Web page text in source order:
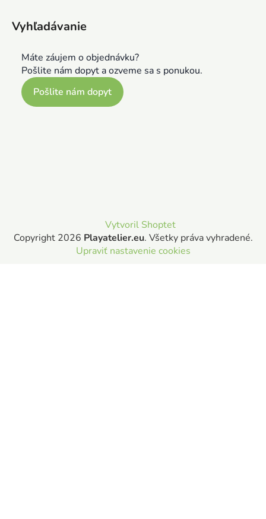
Vyhľadávanie
Máte záujem o objednávku?
Pošlite nám dopyt a ozveme sa s ponukou.
Pošlite nám dopyt
Vytvoril Shoptet
Copyright 2026 Playatelier.eu. Všetky práva vyhradené.
Upraviť nastavenie cookies